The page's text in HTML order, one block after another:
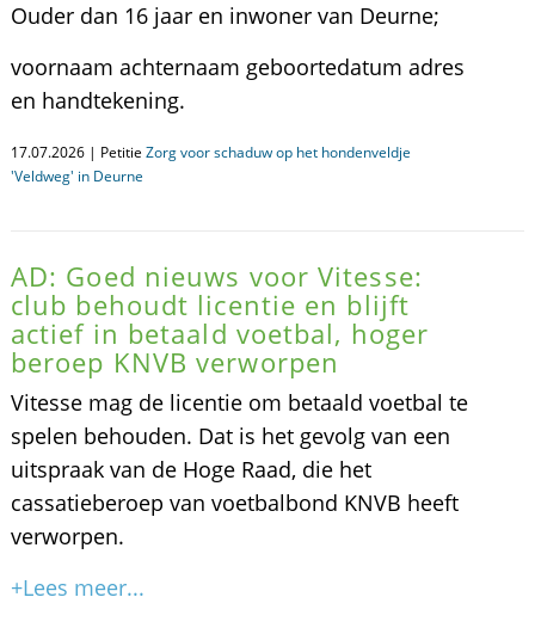
Ouder dan 16 jaar en inwoner van Deurne;
voornaam achternaam geboortedatum adres
en handtekening.
17.07.2026 | Petitie Zorg voor schaduw op het hondenveldje
'Veldweg' in Deurne
AD: Goed nieuws voor Vitesse:
club behoudt licentie en blijft
actief in betaald voetbal, hoger
beroep KNVB verworpen
Vitesse mag de licentie om betaald voetbal te
spelen behouden. Dat is het gevolg van een
uitspraak van de Hoge Raad, die het
cassatieberoep van voetbalbond KNVB heeft
verworpen.
+Lees meer...